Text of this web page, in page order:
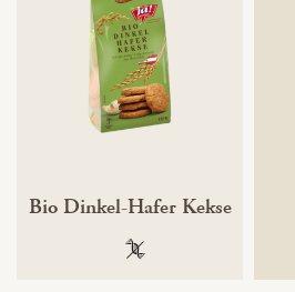
Bio Dinkel-Hafer Kekse
100 % gentechnikfrei